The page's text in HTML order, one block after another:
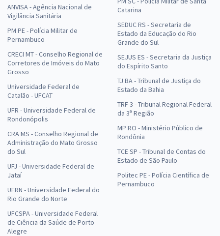
ANVISA - Agência Nacional de
Vigilância Sanitária
PM PE - Polícia Militar de
Pernambuco
CRECI MT - Conselho Regional de
Corretores de Imóveis do Mato
Grosso
Universidade Federal de
Catalão - UFCAT
UFR - Universidade Federal de
Rondonópolis
CRA MS - Conselho Regional de
Administração do Mato Grosso
do Sul
UFJ - Universidade Federal de
Jataí
UFRN - Universidade Federal do
Rio Grande do Norte
UFCSPA - Universidade Federal
de Ciência da Saúde de Porto
Alegre
Catarina
SEDUC RS - Secretaria de
Estado da Educação do Rio
Grande do Sul
SEJUS ES - Secretaria da Justiça
do Espírito Santo
TJ BA - Tribunal de Justiça do
Estado da Bahia
TRF 3 - Tribunal Regional Federal
da 3ª Região
MP RO - Ministério Público de
Rondônia
TCE SP - Tribunal de Contas do
Estado de São Paulo
Politec PE - Polícia Científica de
Pernambuco